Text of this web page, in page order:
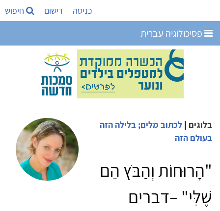
כניסה רישום חיפוש
פסיכולוגיה עברית
בלוגים | לכתוב מלים; בלילה הזה
בעולם הזה
"הָרוּחוֹת וְהַבֹּץ הֵם
שֶׁלִּי" –דברים